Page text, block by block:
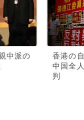
中派の
香港の
中国全
判